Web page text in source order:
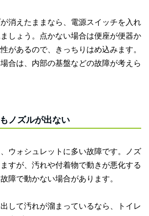
消えたままなら、電源スイッチを入れ
しょう。点かない場合は便座が便器か
があるので、きっちりはめ込みます。
合は、内部の基盤などの故障が考えら
ノズルが出ない
ウォシュレットに多い故障です。ノズ
すが、汚れや付着物で動きが悪化する
障で動かない場合があります。
して汚れが溜まっているなら、トイレ